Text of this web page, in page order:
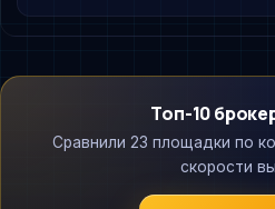
Топ-10
Сравнили 23 площадки по
скорости